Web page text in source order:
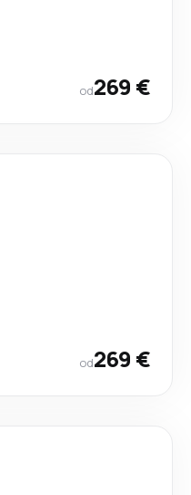
od269 €
od269 €